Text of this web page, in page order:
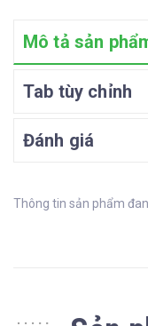
Mô tả sản
Tab tùy chỉnh
Đánh giá
Thông tin sản phẩm